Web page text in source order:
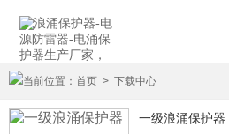
当前位置： 首页 > 下载中心
一级浪涌保护器